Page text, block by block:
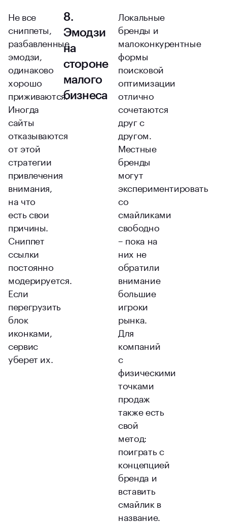
Не все
сниппеты,
разбавленные
эмодзи,
одинаково
хорошо
приживаются.
Иногда
сайты
отказываются
от этой
стратегии
привлечения
внимания,
на что
есть свои
причины.
Сниппет
ссылки
постоянно
модерируется.
Если
перегрузить
блок
иконками,
сервис
уберет их.
8.
Эмодзи
на
стороне
малого
бизнеса
Локальные
бренды и
малоконкурентные
формы
поисковой
оптимизации
отлично
сочетаются
друг с
другом.
Местные
бренды
могут
экспериментировать
со
смайликами
свободно
– пока на
них не
обратили
внимание
большие
игроки
рынка.
Для
компаний
с
физическими
точками
продаж
также есть
свой
метод:
поиграть с
концепцией
бренда и
вставить
смайлик в
название.